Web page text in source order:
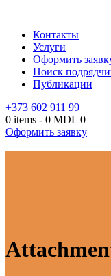
Контакты
Услуги
Оформить
Поиск
Публикации
+373 602 911 99
0 items - 0 MDL 0
Оформить заявку